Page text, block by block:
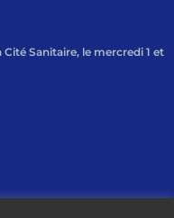
Cité Sanitaire, le mercredi 1 et